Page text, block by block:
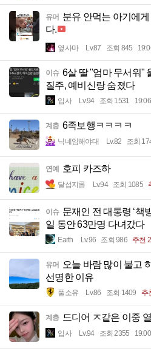
유머 분유 안먹는 아기에
다.
옆사마 Lv.87 조회 845
이슈 6살 딸 "엄마 무서워"
질주, 예비신랑 숨졌다
입사 Lv.94 조회 1531 19:06
계층 6족보행ㅋㅋㅋㅋ
닉네임해야대 Lv.82 조회
연예 호피 카즈하
달섭지롱 Lv.94 조회 1085
이슈 문재인 전 대통령 ‘책
일 동안 63만명 다녀갔다
Earth Lv.96 조회 986 추천 2
유머
오늘 바람 많이 불고
선명한 이유
풀소유 Lv.86 조회 1409 추
계층 드디어 ㅈ같은 이중
입사 Lv.94 조회 2355 19:00